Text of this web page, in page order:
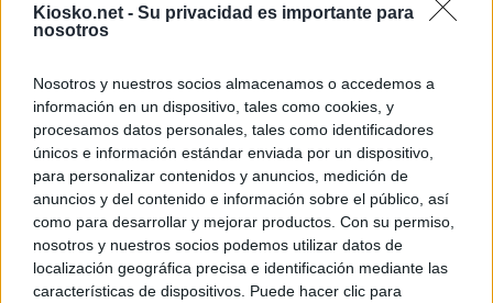
Kiosko.net - Su privacidad es importante para
nosotros
Nosotros y nuestros socios almacenamos o accedemos a
información en un dispositivo, tales como cookies, y
procesamos datos personales, tales como identificadores
únicos e información estándar enviada por un dispositivo,
para personalizar contenidos y anuncios, medición de
anuncios y del contenido e información sobre el público, así
como para desarrollar y mejorar productos. Con su permiso,
nosotros y nuestros socios podemos utilizar datos de
localización geográfica precisa e identificación mediante las
características de dispositivos. Puede hacer clic para